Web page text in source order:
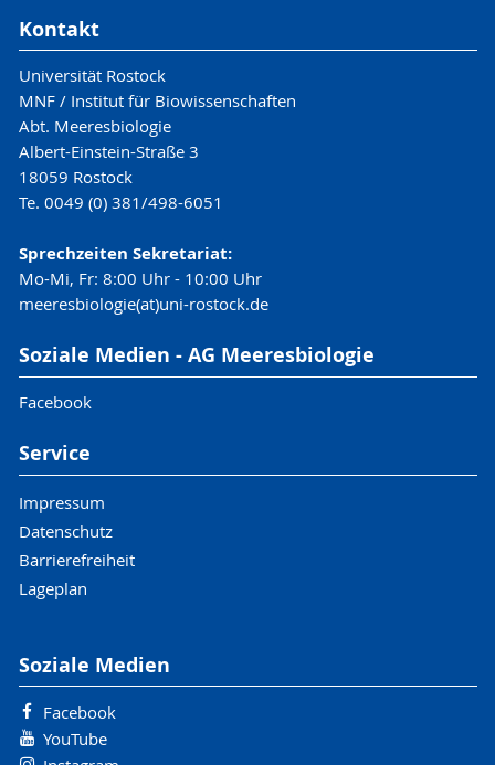
Kontakt
Universität Rostock
MNF / Institut für Biowissenschaften
Abt. Meeresbiologie
Albert-Einstein-Straße 3
18059 Rostock
Te. 0049 (0) 381/498-6051
Sprechzeiten Sekretariat:
Mo-Mi, Fr: 8:00 Uhr - 10:00 Uhr
meeresbiologie(at)uni-rostock.de
Soziale Medien - AG Meeresbiologie
Facebook
Service
Impressum
Datenschutz
Barrierefreiheit
Lageplan
Soziale Medien
Facebook
YouTube